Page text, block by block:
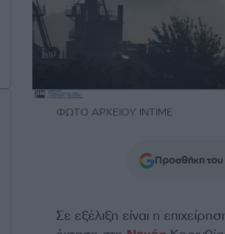
ΦΩΤΟ ΑΡΧΕΙΟΥ ΙΝΤΙΜΕ
Προσθήκη
Σε εξέλιξη είναι η